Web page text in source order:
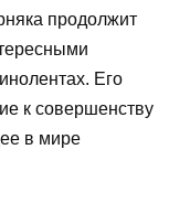
продолжит
Его
к совершенству
в мире